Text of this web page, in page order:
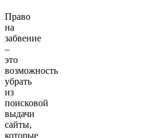
Право
на
забвение
–
это
возможность
убрать
из
поисковой
выдачи
сайты,
которые